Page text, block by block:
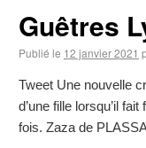
Guêtres
Publié le 12 janvier 2021
Tweet Une nouvelle
d’une fille lorsqu’il
fois. Zaza de